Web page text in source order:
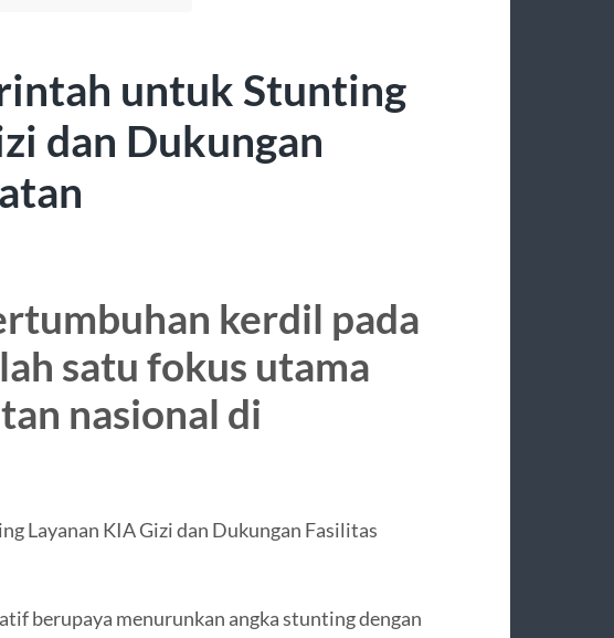
untuk Stunting
dan Dukungan
kerdil pada
satu fokus utama
nasional di
Layanan KIA Gizi dan Dukungan Fasilitas
berupaya menurunkan angka stunting dengan